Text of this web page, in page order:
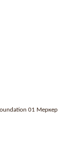
01 Меркер